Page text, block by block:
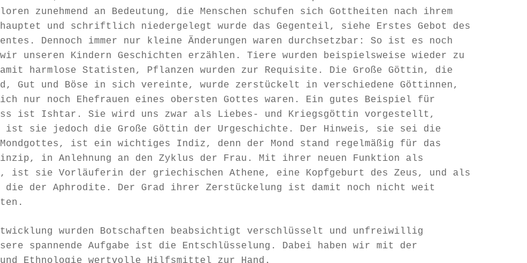
zunehmend an Bedeutung, die Menschen schufen sich Gottheiten nach ihrem
und schriftlich niedergelegt wurde das Gegenteil, siehe Erstes Gebot des
Dennoch immer nur kleine Änderungen waren durchsetzbar: So ist es noch
unseren Kindern Geschichten erzählen. Tiere wurden beispielsweise wieder zu
harmlose Statisten, Pflanzen wurden zur Requisite. Die Große Göttin, die
Gut und Böse in sich vereinte, wurde zerstückelt in verschiedene Göttinnen,
nur noch Ehefrauen eines obersten Gottes waren. Ein gutes Beispiel für
ist Ishtar. Sie wird uns zwar als Liebes- und Kriegsgöttin vorgestellt,
ist sie jedoch die Große Göttin der Urgeschichte. Der Hinweis, sie sei die
ist ein wichtiges Indiz, denn der Mond stand regelmäßig für das
in Anlehnung an den Zyklus der Frau. Mit ihrer neuen Funktion als
ist sie Vorläuferin der griechischen Athene, eine Kopfgeburt des Zeus, und als
die der Aphrodite. Der Grad ihrer Zerstückelung ist damit noch nicht weit
wurden Botschaften beabsichtigt verschlüsselt und unfreiwillig
spannende Aufgabe ist die Entschlüsselung. Dabei haben wir mit der
Ethnologie wertvolle Hilfsmittel zur Hand.